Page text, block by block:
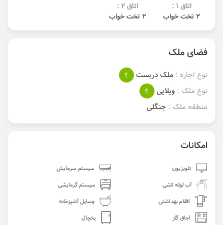
اتاق 1 :
2 تخت خواب
اتاق 2 :
2 تخت خواب
فضای ملک
نوع اجاره : ملک دربست
؟
نوع ملک : ویلایی
؟
منطقه ملک : جنگلی
امکانات
تلویزیون
سیستم سرمایش
آب لوله کشی
سیستم گرمایشی
اقلام بهداشتی
وسایل آشپزخانه
اجاق گاز
یخچال